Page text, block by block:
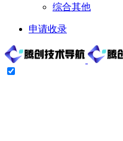
综合其他
申请收录